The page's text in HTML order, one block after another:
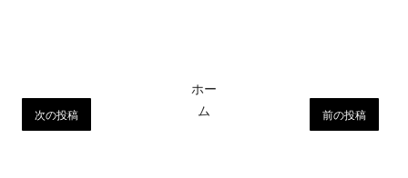
次の投稿 前の投稿
ホー
ム